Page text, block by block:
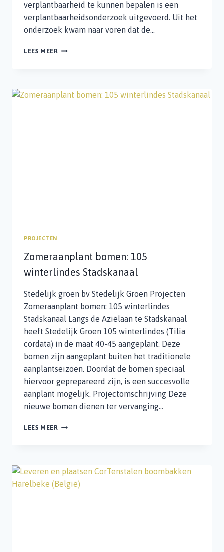
verplantbaarheid te kunnen bepalen is een
verplantbaarheidsonderzoek uitgevoerd. Uit het
onderzoek kwam naar voren dat de…
LEES MEER 20
NAAR
PROJECTEN
Zomeraanplant bomen: 105
winterlindes Stadskanaal
Stedelijk groen bv Stedelijk Groen Projecten
Zomeraanplant bomen: 105 winterlindes
Stadskanaal Langs de Aziëlaan te Stadskanaal
heeft Stedelijk Groen 105 winterlindes (Tilia
cordata) in de maat 40-45 aangeplant. Deze
bomen zijn aangeplant buiten het traditionele
aanplantseizoen. Doordat de bomen speciaal
hiervoor geprepareerd zijn, is een succesvolle
aanplant mogelijk. Projectomschrijving Deze
nieuwe bomen dienen ter vervanging…
LEES MEER ZOMERAANPLANT